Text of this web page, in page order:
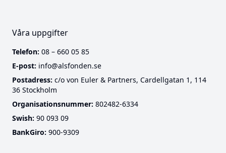
Våra uppgifter
Telefon: 08 – 660 05 85
E-post: info@alsfonden.se
Postadress: c/o von Euler & Partners, Cardellgatan 1, 114
36 Stockholm
Organisationsnummer: 802482-6334
Swish: 90 093 09
BankGiro: 900-9309
Cookies
är nödvändiga för att webbplatsen ska fungera.